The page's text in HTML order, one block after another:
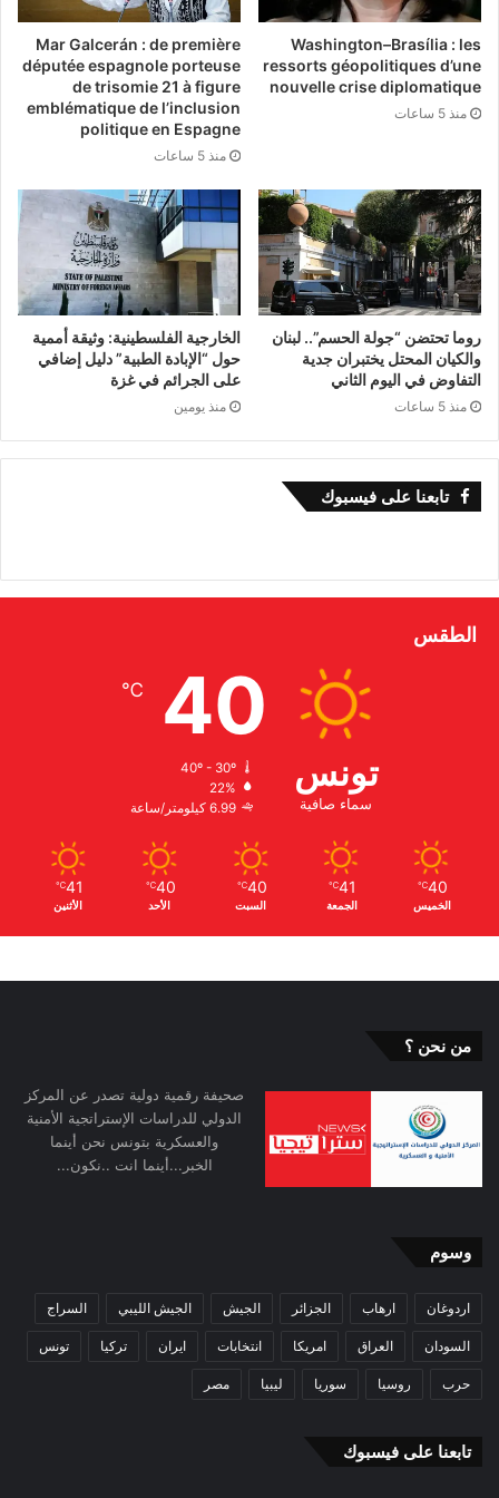
ووحدتها الوطنية.
وتعاني ليبيا من أزمة سياسية معقدة، في ظل وجود
حكومتين متنافستين، الأولى في الشرق بقيادة أسامة
حماد، المكلف من قبل مجلس النواب، والثانية في
الغرب بقيادة عبد الحميد الدبيبة، الذي يرفض تسليم
السلطة إلا من خلال انتخابات.
Washington–Brasília : les
ressorts géopolitiques d’une
nouvelle crise diplomatique
منذ 5 ساعات
Mar Galcerán : de première
députée espagnole porteuse
de trisomie 21 à figure
emblématique de l’inclusion
politique en Espagne
منذ 5 ساعات
روما تحتضن “جولة الحسم”.. لبنان
والكيان المحتل يختبران جدية
التفاوض في اليوم الثاني
منذ 5 ساعات
الخارجية الفلسطينية: وثيقة أممية
حول “الإبادة الطبية” دليل إضافي
على الجرائم في غزة
منذ يومين
تابعنا على فيسبوك
الطقس
تونس
سماء صافية
40
℃
40º - 30º
22%
6.99 كيلومتر/ساعة
40
℃
الخميس
41
℃
الجمعة
40
℃
السبت
40
℃
الأحد
41
℃
الأثنين
من نحن ؟
صحيفة رقمية دولية تصدر عن المركز
الدولي للدراسات الإستراتجية الأمنية
والعسكرية بتونس نحن أينما
الخبر...أينما انت ..نكون...
وسوم
اردوغان ارهاب الجزائر الجيش الجيش الليبي السراج
السودان العراق امريكا انتخابات ايران تركيا تونس
حرب روسيا سوريا ليبيا مصر
تابعنا على فيسبوك